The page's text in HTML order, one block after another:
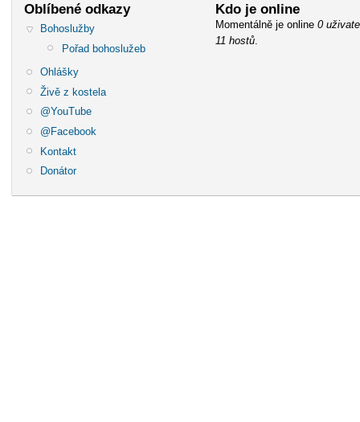
Oblíbené odkazy
Bohoslužby
Pořad bohoslužeb
Ohlášky
Živě z kostela
@YouTube
@Facebook
Kontakt
Donátor
Kdo je online
Momentálně je online 0
11 hostů.